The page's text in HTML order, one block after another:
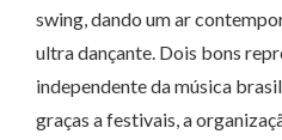
swing, dando um ar
ultra dançante. Dois bons
independente da música
graças a festivais, a